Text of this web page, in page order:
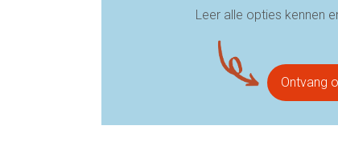
Leer alle opties kennen
Ontvang